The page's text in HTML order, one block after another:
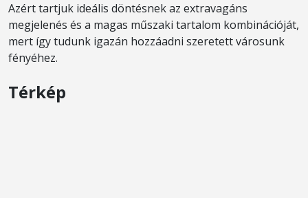
Azért tartjuk ideális döntésnek az extravagáns
megjelenés és a magas műszaki tartalom kombinációját,
mert így tudunk igazán hozzáadni szeretett városunk
fényéhez.
Térkép